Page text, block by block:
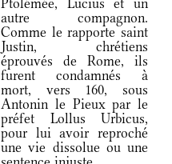
Ptolémée, Lucius et un
autre compagnon.
Comme le rapporte saint
Justin, chrétiens
éprouvés de Rome, ils
furent condamnés à
mort, vers 160, sous
Antonin le Pieux par le
préfet Lollus Urbicus,
pour lui avoir reproché
une vie dissolue ou une